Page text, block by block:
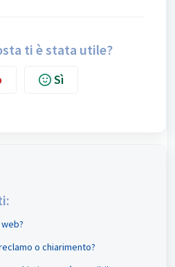
ti è stata utile?
Sì
o chiarimento?